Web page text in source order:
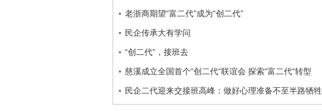
老浙商期望“富二代”成为“创二代”
民企传承大有学问
“创二代”，接班去
慈溪成立全国首个“创二代“联谊会 探索“富二代“转型
民企二代迎来交接班高峰：做好心理准备不至半路牺牲